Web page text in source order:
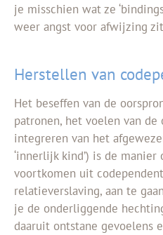
je misschien wat ze
weer angst voor afwijzing
Herstellen van
Het beseffen van de
patronen, het voelen van
integreren van het
‘innerlijk kind’) is de
voortkomen uit
relatieverslaving, aan te
je de onderliggende
daaruit ontstane gevoelens